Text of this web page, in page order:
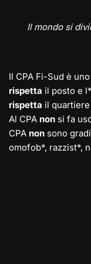
Il mondo si
Il CPA Fi-Sud è
rispetta il posto e
rispetta il
Al CPA non si fa
CPA non sono
omofob*, razzist*,